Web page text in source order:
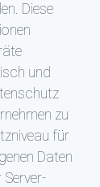
Diese
und
zu
für
Daten
Server-